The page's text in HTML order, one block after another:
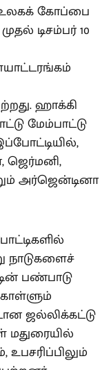
உலகக் கோப்பை
டிசம்பர் 10
ஹாக்கி
மேம்பாட்டு
ஜெர்மனி,
அர்ஜென்டினா
பண்பாடு
ஜல்லிக்கட்டு
மதுரையில்